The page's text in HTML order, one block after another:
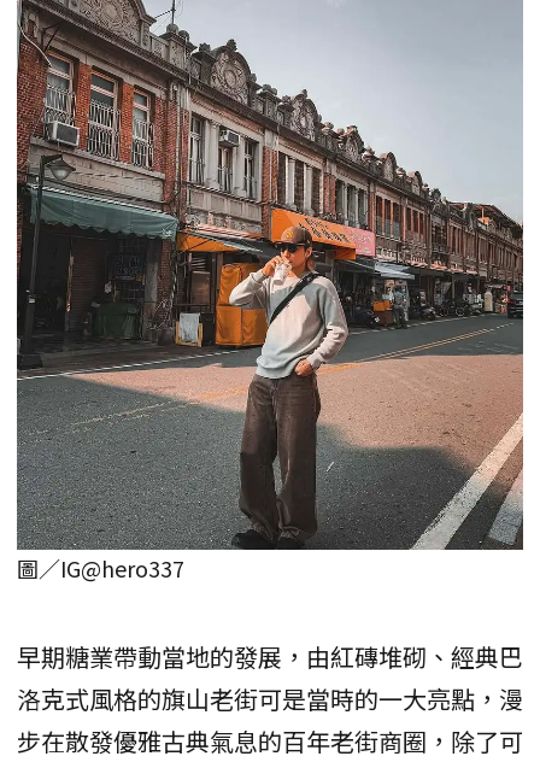
圖／IG@hero337
早期糖業帶動當地的發展，由紅磚堆砌、經典巴
洛克式風格的旗山老街可是當時的一大亮點，漫
步在散發優雅古典氣息的百年老街商圈，除了可